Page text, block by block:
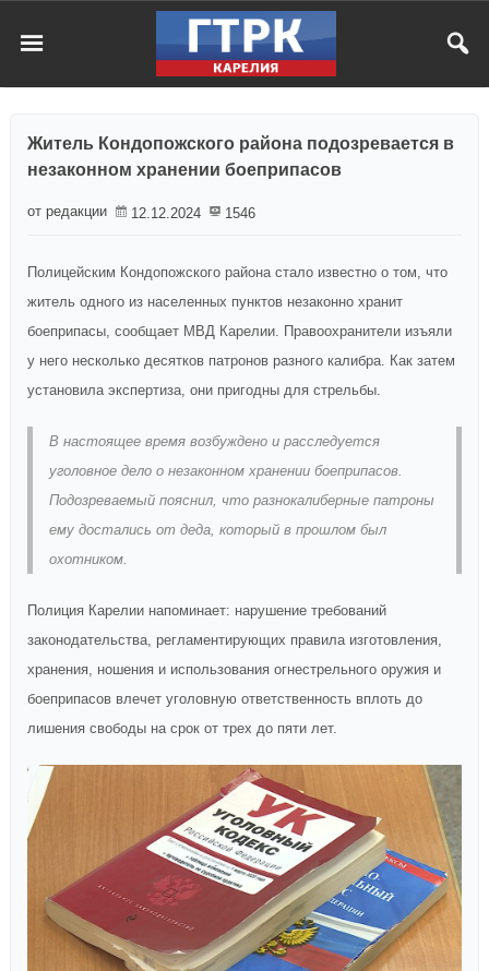
Житель Кондопожского района подозревается в
незаконном хранении боеприпасов
от редакции 12.12.2024 1546
Полицейским Кондопожского района стало известно о том, что
житель одного из населенных пунктов незаконно хранит
боеприпасы, сообщает МВД Карелии. Правоохранители изъяли
у него несколько десятков патронов разного калибра. Как затем
установила экспертиза, они пригодны для стрельбы.
В настоящее время возбуждено и расследуется
уголовное дело о незаконном хранении боеприпасов.
Подозреваемый пояснил, что разнокалиберные патроны
ему достались от деда, который в прошлом был
охотником.
Полиция Карелии напоминает: нарушение требований
законодательства, регламентирующих правила изготовления,
хранения, ношения и использования огнестрельного оружия и
боеприпасов влечет уголовную ответственность вплоть до
лишения свободы на срок от трех до пяти лет.